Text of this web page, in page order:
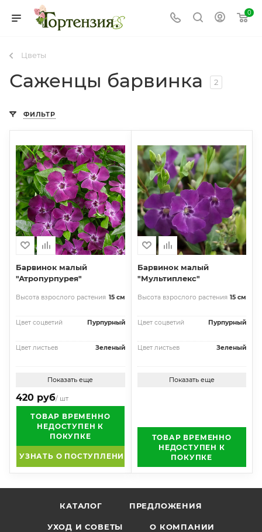
0
Цветы
Саженцы барвинка 2
ФИЛЬТР
Барвинок малый
"Атропурпурея"
Высота взрослого растения 15 см
Цвет соцветий Пурпурный
Цвет листьев Зеленый
Показать еще
420 руб/ шт
ТОВАР ВРЕМЕННО
НЕДОСТУПЕН К
ПОКУПКЕ
УЗНАТЬ О ПОСТУПЛЕНИИ
Барвинок малый
"Мультиплекс"
Высота взрослого растения 15 см
Цвет соцветий Пурпурный
Цвет листьев Зеленый
Показать еще
ТОВАР ВРЕМЕННО
НЕДОСТУПЕН К
ПОКУПКЕ
КАТАЛОГ ПРЕДЛОЖЕНИЯ
УХОД И СОВЕТЫ О КОМПАНИИ